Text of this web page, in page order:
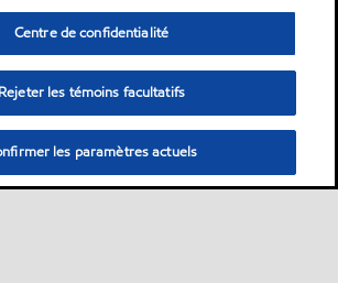
Centre de confidentialité
Rejeter les témoins facultatifs
les paramètres actuels